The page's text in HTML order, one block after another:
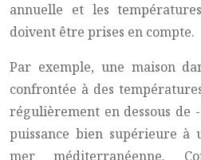
annuelle et les
doivent être prises en compte.
Par exemple, une maison
confrontée à des
régulièrement en dessous de -
puissance bien supérieure à
mer méditerranéenne.